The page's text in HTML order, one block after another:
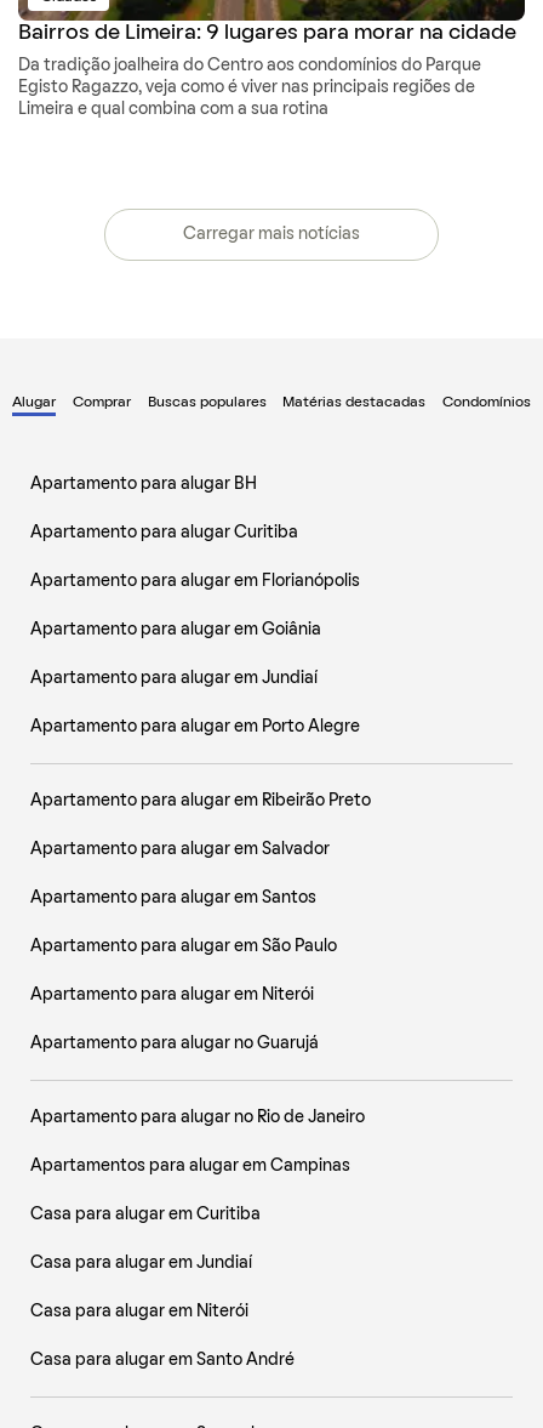
Bairros de Limeira: 9 lugares para morar na cidade
Da tradição joalheira do Centro aos condomínios do Parque
Egisto Ragazzo, veja como é viver nas principais regiões de
Limeira e qual combina com a sua rotina
Carregar mais notícias
Alugar Comprar Buscas populares Matérias destacadas Condomínios
Apartamento para alugar BH
Apartamento para alugar Curitiba
Apartamento para alugar em Florianópolis
Apartamento para alugar em Goiânia
Apartamento para alugar em Jundiaí
Apartamento para alugar em Porto Alegre
Apartamento para alugar em Ribeirão Preto
Apartamento para alugar em Salvador
Apartamento para alugar em Santos
Apartamento para alugar em São Paulo
Apartamento para alugar em Niterói
Apartamento para alugar no Guarujá
Apartamento para alugar no Rio de Janeiro
Apartamentos para alugar em Campinas
Casa para alugar em Curitiba
Casa para alugar em Jundiaí
Casa para alugar em Niterói
Casa para alugar em Santo André